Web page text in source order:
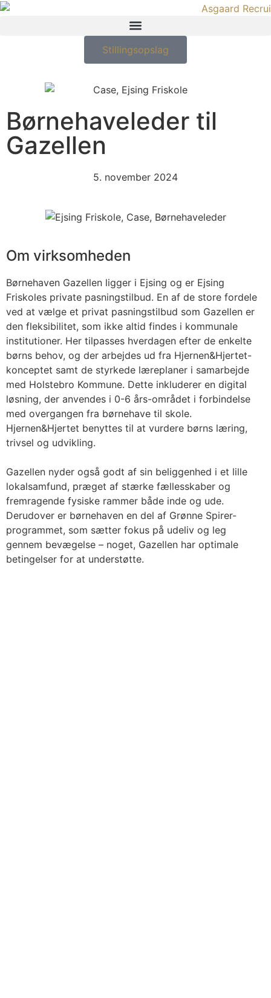
Stillingsopslag
Børnehaveleder til
Gazellen
5. november 2024
Om virksomheden
Børnehaven Gazellen ligger i Ejsing og er Ejsing
Friskoles private pasningstilbud. En af de store fordele
ved at vælge et privat pasningstilbud som Gazellen er
den fleksibilitet, som ikke altid findes i kommunale
institutioner. Her tilpasses hverdagen efter de enkelte
børns behov, og der arbejdes ud fra Hjernen&Hjertet-
konceptet samt de styrkede læreplaner i samarbejde
med Holstebro Kommune. Dette inkluderer en digital
løsning, der anvendes i 0-6 års-området i forbindelse
med overgangen fra børnehave til skole.
Hjernen&Hjertet benyttes til at vurdere børns læring,
trivsel og udvikling.
Gazellen nyder også godt af sin beliggenhed i et lille
lokalsamfund, præget af stærke fællesskaber og
fremragende fysiske rammer både inde og ude.
Derudover er børnehaven en del af Grønne Spirer-
programmet, som sætter fokus på udeliv og leg
gennem bevægelse – noget, Gazellen har optimale
betingelser for at understøtte.